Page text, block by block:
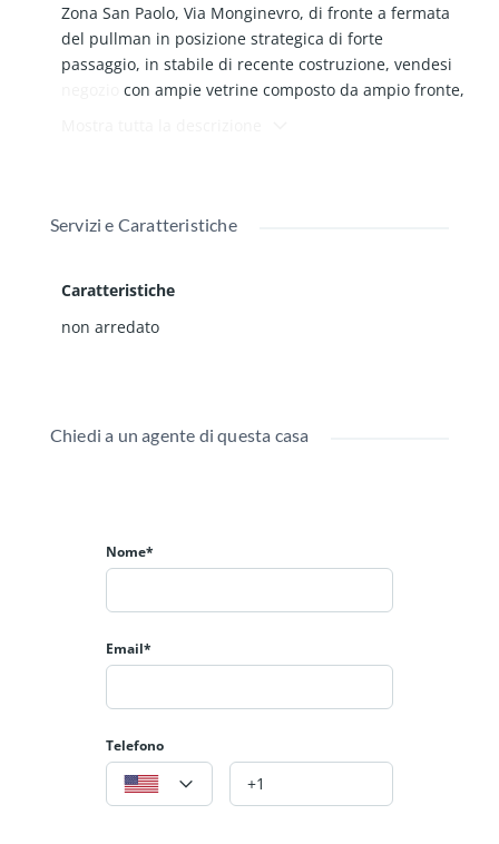
Zona San Paolo, Via Monginevro, di fronte a fermata
del pullman in posizione strategica di forte
passaggio, in stabile di recente costruzione, vendesi
con ampie vetrine composto da ampio fronte,
Servizi e Caratteristiche
Caratteristiche
non arredato
Chiedi a un agente di questa casa
Nome*
Email*
Telefono